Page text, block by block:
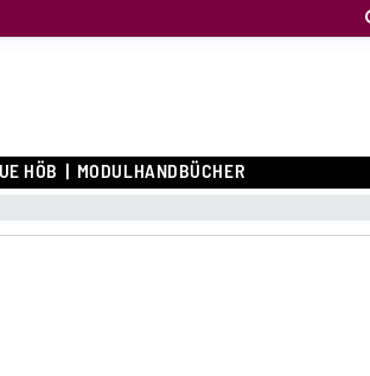
HÖB MODULHANDBÜCHER